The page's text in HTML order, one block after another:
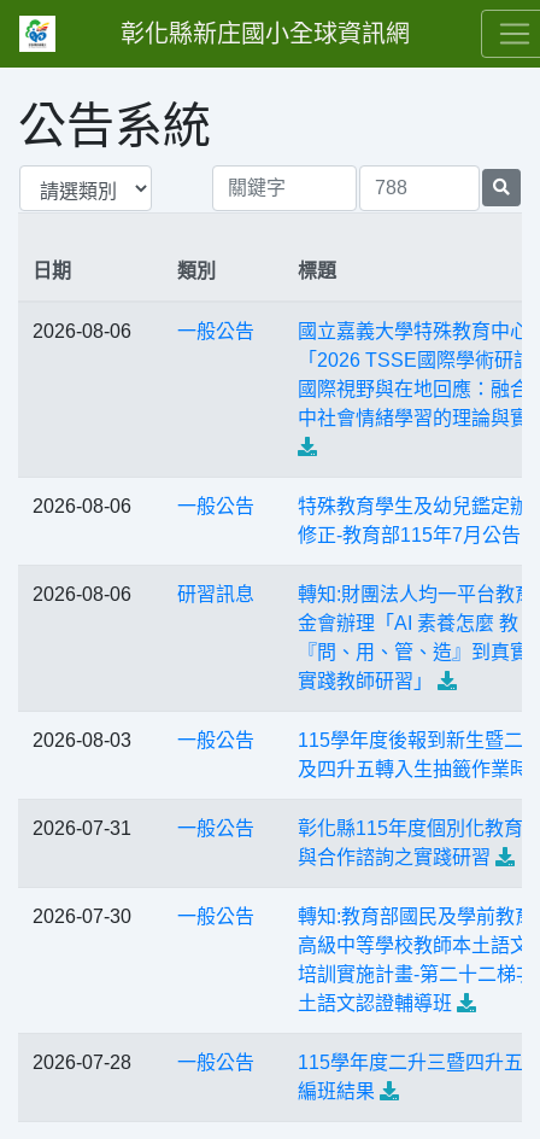
彰化縣新庄國小全球資訊網
公告系統
日期 類別 標題
2026-08-06 一般公告
國立嘉義大學特殊教育中心
「2026 TSSE國際學術研討
國際視野與在地回應：融合
中社會情緒學習的理論與實
2026-08-06 一般公告
特殊教育學生及幼兒鑑定辦
修正-教育部115年7月公告
2026-08-06 研習訊息
轉知:財團法人均一平台教育
金會辦理「AI 素養怎麼 教
『問、用、管、造』到真實
實踐教師研習」
2026-08-03 一般公告
115學年度後報到新生暨二
及四升五轉入生抽籤作業時
2026-07-31 一般公告
彰化縣115年度個別化教育
與合作諮詢之實踐研習
2026-07-30 一般公告
轉知:教育部國民及學前教育
高級中等學校教師本土語文
培訓實施計畫-第二十二梯次
土語文認證輔導班
2026-07-28 一般公告
115學年度二升三暨四升五
編班結果